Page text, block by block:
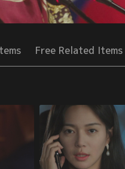
Free Related Items